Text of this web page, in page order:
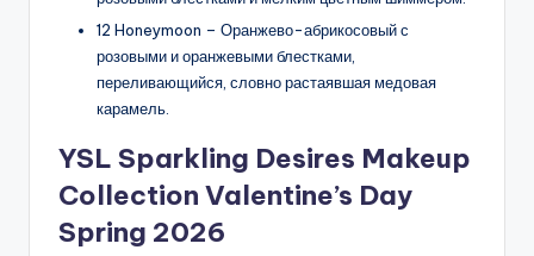
12 Honeymoon – Оранжево-абрикосовый с
розовыми и оранжевыми блестками,
переливающийся, словно растаявшая медовая
карамель.
YSL Sparkling Desires Makeup
Collection Valentine’s Day
Spring 2026